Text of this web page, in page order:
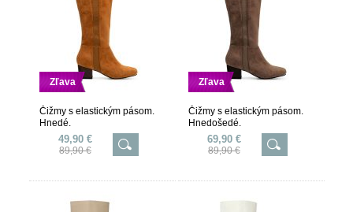
Zľava
Čižmy s elastickým pásom.
Hnedé.
49,90 €
89,90 €
Zľava
Čižmy s elastickým pásom.
Hnedošedé.
69,90 €
89,90 €